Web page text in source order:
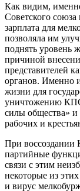
Как видим,
Советского
зарплата для
позволяла им
поднять уровень
причиной
представителей
органов. Именно
жизни для
уничтожению
силы общества»
рабочих и
При
партийные
связи с этим
некоторые из
и вирус